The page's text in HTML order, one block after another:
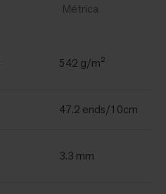
Métrica
542 g/m²
47.2 ends/10cm
3.3 mm